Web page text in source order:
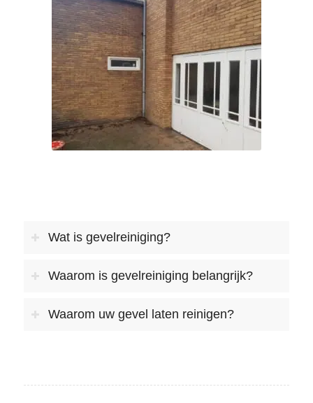
Wat is gevelreiniging?
Waarom is gevelreiniging belangrijk?
Waarom uw gevel laten reinigen?